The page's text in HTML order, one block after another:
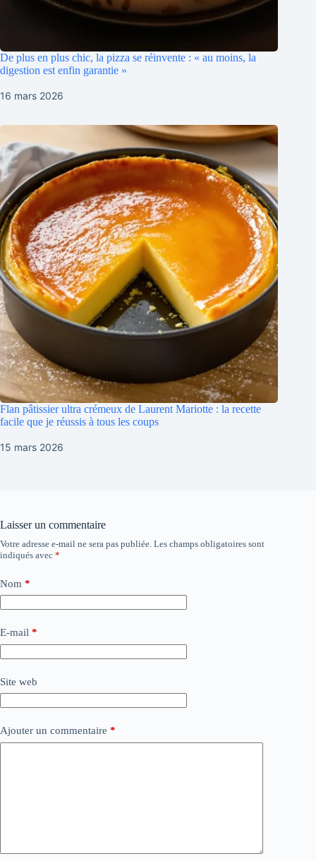
De plus en plus chic, la pizza se réinvente : « au moins, la
digestion est enfin garantie »
16 mars 2026
Flan pâtissier ultra crémeux de Laurent Mariotte : la recette
facile que je réussis à tous les coups
15 mars 2026
Laisser un commentaire
Votre adresse e-mail ne sera pas publiée. Les champs obligatoires sont
indiqués avec *
Nom *
E-mail *
Site web
Ajouter un commentaire *